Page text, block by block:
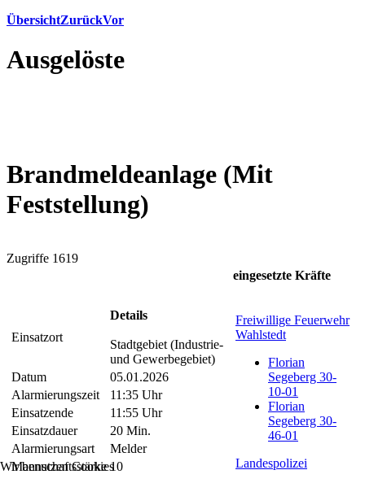
ÜbersichtZurückVor
Ausgelöste
Brandmeldeanlage (Mit
Feststellung)
Zugriffe 1619
Einsatzort
Details
Stadtgebiet (Industrie-
und Gewerbegebiet)
Datum
05.01.2026
Alarmierungszeit
11:35 Uhr
Einsatzende
11:55 Uhr
Einsatzdauer
20 Min.
Alarmierungsart
Melder
Mannschaftsstärke 10
eingesetzte Kräfte
Freiwillige Feuerwehr
Wahlstedt
Florian
Segeberg 30-
10-01
Florian
Segeberg 30-
46-01
Landespolizei
Wir benutzen Cookies